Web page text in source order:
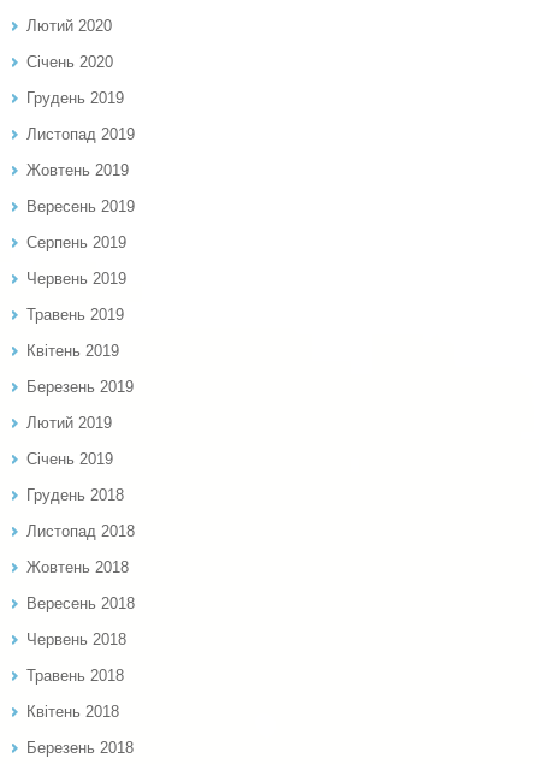
Лютий 2020
Січень 2020
Грудень 2019
Листопад 2019
Жовтень 2019
Вересень 2019
Серпень 2019
Червень 2019
Травень 2019
Квітень 2019
Березень 2019
Лютий 2019
Січень 2019
Грудень 2018
Листопад 2018
Жовтень 2018
Вересень 2018
Червень 2018
Травень 2018
Квітень 2018
Березень 2018